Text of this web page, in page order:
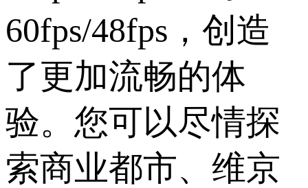
60fps/48fps，创造
了更加流畅的体
验。您可以尽情探
索商业都市、维京